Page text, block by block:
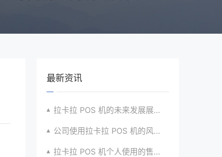
最新资讯
拉卡拉 POS 机的未来发展展望与战略规划
公司使用拉卡拉 POS 机的风险评估与应对
拉卡拉 POS 机个人使用的售后服务优化